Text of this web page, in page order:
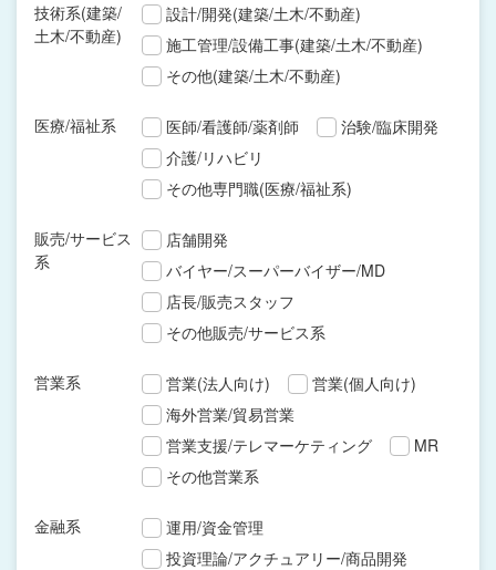
技術系(建築/
土木/不動産)
設計/開発(建築/土木/不動産)
施工管理/設備工事(建築/土木/不動産)
その他(建築/土木/不動産)
医療/福祉系 医師/看護師/薬剤師
治験/臨床開発
介護/リハビリ
その他専門職(医療/福祉系)
販売/サービス
系
店舗開発
バイヤー/スーパーバイザー/MD
店長/販売スタッフ
その他販売/サービス系
営業系 営業(法人向け)
営業(個人向け)
海外営業/貿易営業
営業支援/テレマーケティング
MR
その他営業系
金融系
運用/資金管理
投資理論/アクチュアリー/商品開発